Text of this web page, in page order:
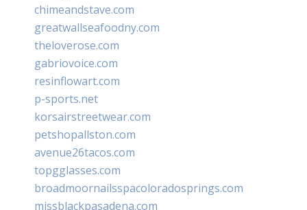
chimeandstave.com
greatwallseafoodny.com
theloverose.com
gabriovoice.com
resinflowart.com
p-sports.net
korsairstreetwear.com
petshopallston.com
avenue26tacos.com
topgglasses.com
broadmoornailsspacoloradosprings.com
missblackpasadena.com